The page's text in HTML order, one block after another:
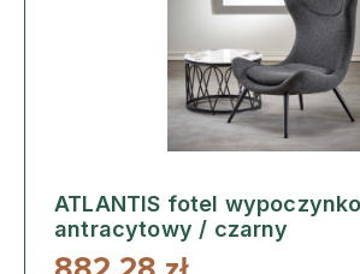
ATLANTIS fotel
antracytowy / czarny